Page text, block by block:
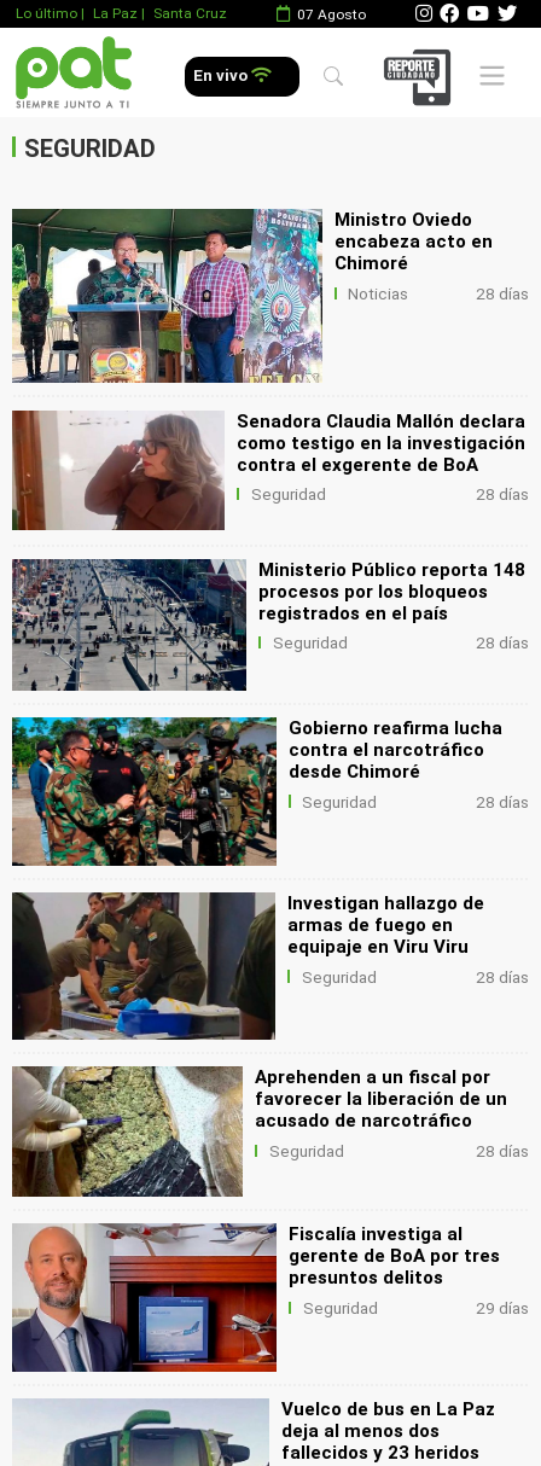
Lo último | La Paz | Santa Cruz 07 Agosto
En vivo Mobile
SEGURIDAD
.
Ministro Oviedo
encabeza acto en
Chimoré
Noticias 28 días
Senadora Claudia Mallón declara
como testigo en la investigación
contra el exgerente de BoA
Seguridad 28 días
Ministerio Público reporta 148
procesos por los bloqueos
registrados en el país
Seguridad 28 días
Gobierno reafirma lucha
contra el narcotráfico
desde Chimoré
Seguridad 28 días
Investigan hallazgo de
armas de fuego en
equipaje en Viru Viru
Seguridad 28 días
Aprehenden a un fiscal por
favorecer la liberación de un
acusado de narcotráfico
Seguridad 28 días
Fiscalía investiga al
gerente de BoA por tres
presuntos delitos
Seguridad 29 días
Vuelco de bus en La Paz
deja al menos dos
fallecidos y 23 heridos